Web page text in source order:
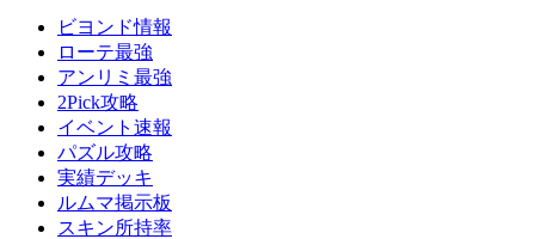
ビヨンド情報
ローテ最強
アンリミ最強
2Pick攻略
イベント速報
パズル攻略
実績デッキ
ルムマ掲示板
スキン所持率